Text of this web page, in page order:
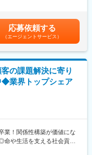
チームのリーダー、配送予
当
を通して利用者さまをご紹
平日に必ず振休取得をして
、休みの日に対応が発生す
われる中、当社は、創業以
成長しています。レンタル
成に向け、週次目標を立て
ャー（ケアマネ）に対し
人のお客様との信頼関係
ないニーズを発掘してい
率化と提案の質向上を実
が可能です。
にはない取り組みも実施し
：入社5年目760万（月給44
目安の金額であり、選考を
給(月額)は固定手当を含めた
応募依頼する
（エージェントサービス）
の課題解決に寄り
業界トップシェア
業！関係性構築が価値にな
命や生活を支える社会貢献